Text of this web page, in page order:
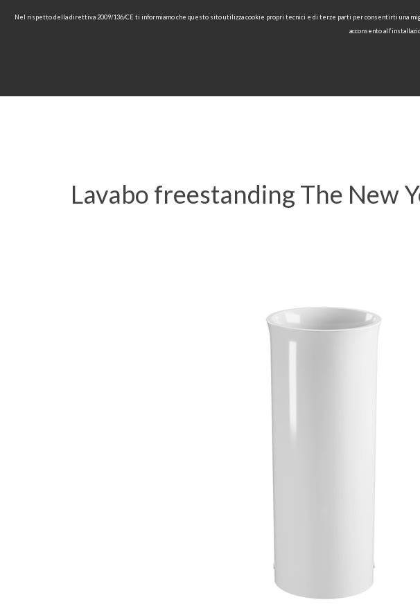
Lavabo freestanding The New
Nel rispetto della direttiva 2009/136/CE ti informiamo che questo sito utilizza cookie propri tecnici e di terze parti per consentirti una
acconsento